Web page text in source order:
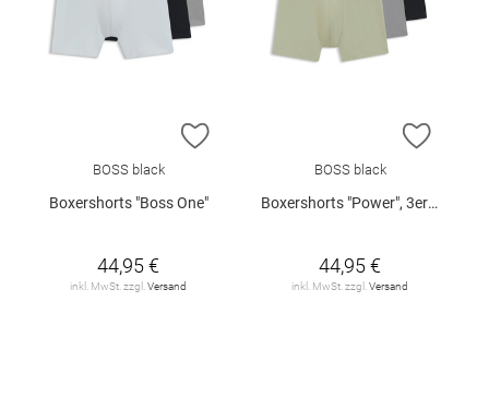
ZUR WUNSCHLISTE HINZUFÜGEN
BOSS black
Boxershorts "Boss One"
44,95 €
inkl. MwSt. zzgl. Versand
ZUR
BOSS black
Boxershorts "Power", 3er-Pack
44,95 €
inkl. MwSt. zzgl. Versand